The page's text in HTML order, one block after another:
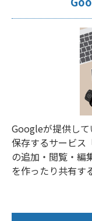
Googleが提供し
保存するサービス
の追加・閲覧・編
を作ったり共有す